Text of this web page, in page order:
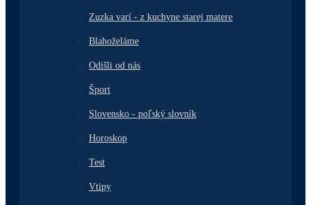
Zuzka varí - z kuchyne starej matere
Blahoželáme
Odišli od nás
Šport
Slovensko - poľský slovník
Horoskop
Test
Vtipy